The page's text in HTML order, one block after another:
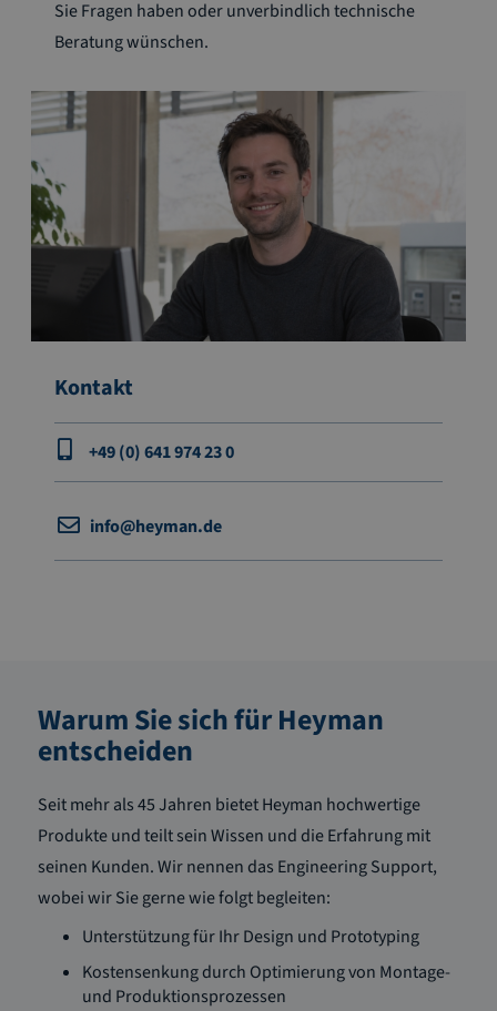
Sie Fragen haben oder unverbindlich technische
Beratung wünschen.
Kontakt
+49 (0) 641 974 23 0
info@heyman.de
Warum Sie sich für Heyman
entscheiden
Seit mehr als 45 Jahren bietet Heyman hochwertige
Produkte und teilt sein Wissen und die Erfahrung mit
seinen Kunden. Wir nennen das Engineering Support,
wobei wir Sie gerne wie folgt begleiten:
Unterstützung für Ihr Design und Prototyping
Kostensenkung durch Optimierung von Montage-
und Produktionsprozessen